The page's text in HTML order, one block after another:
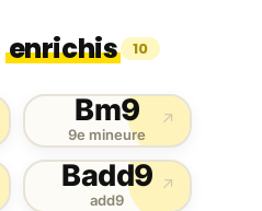
enrichis 10
Bm9
9e mineure
↗
Badd9
add9
↗